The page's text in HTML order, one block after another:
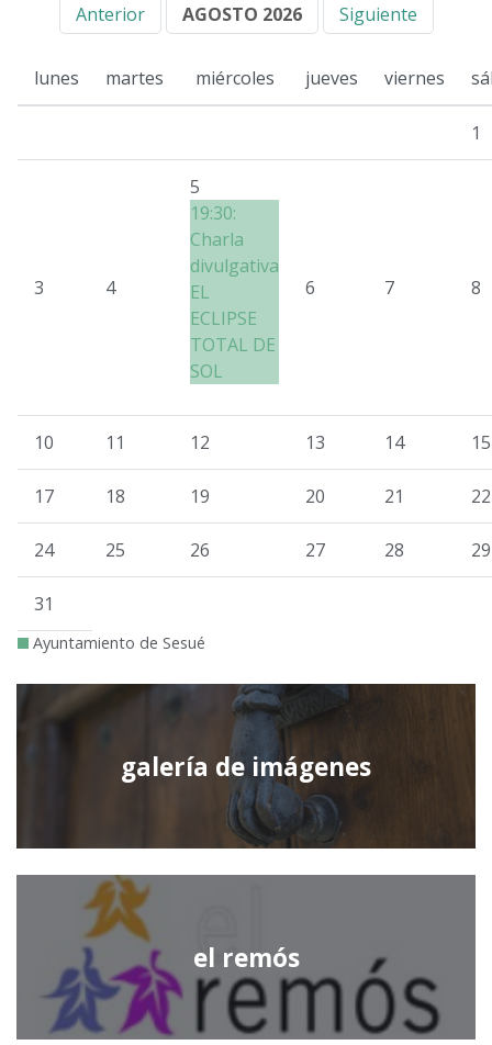
Anterior AGOSTO 2026 Siguiente
lunes martes miércoles jueves viernes
1
3 4
5
19:30:
Charla
divulgativa
EL
ECLIPSE
TOTAL DE
SOL
6 7 8
10 11 12 13 14 15
17 18 19 20 21 22
24 25 26 27 28 29
31
Ayuntamiento de Sesué
galería de imágenes
el remós